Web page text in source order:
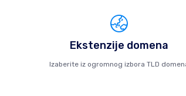
Ekstenzije domena
Izaberite iz ogromnog izbora TLD